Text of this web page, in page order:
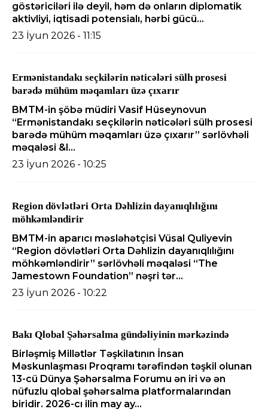
göstəriciləri ilə deyil, həm də onların diplomatik
aktivliyi, iqtisadi potensialı, hərbi gücü...
23 İyun 2026 - 11:15
Ermənistandakı seçkilərin nəticələri sülh prosesi
barədə mühüm məqamları üzə çıxarır
BMTM-in şöbə müdiri Vasif Hüseynovun
“Ermənistandakı seçkilərin nəticələri sülh prosesi
barədə mühüm məqamları üzə çıxarır” sərlövhəli
məqaləsi &l...
23 İyun 2026 - 10:25
Region dövlətləri Orta Dəhlizin dayanıqlılığını
möhkəmləndirir
BMTM-in aparıcı məsləhətçisi Vüsal Quliyevin
“Region dövlətləri Orta Dəhlizin dayanıqlılığını
möhkəmləndirir” sərlövhəli məqaləsi “The
Jamestown Foundation” nəşri tər...
23 İyun 2026 - 10:22
Bakı Qlobal Şəhərsalma gündəliyinin mərkəzində
Birləşmiş Millətlər Təşkilatının İnsan
Məskunlaşması Proqramı tərəfindən təşkil olunan
13-cü Dünya Şəhərsalma Forumu ən iri və ən
nüfuzlu qlobal şəhərsalma platformalarından
biridir. 2026-cı ilin may ay...